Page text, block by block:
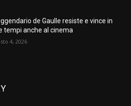
de Gaulle resiste e vince in
tempi anche al cinema
4, 2026